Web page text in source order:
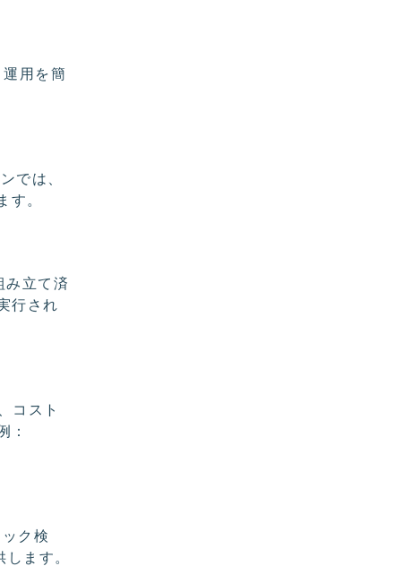
用を簡
では、
。
み立て済
行され
コスト
：
ク検
ます。